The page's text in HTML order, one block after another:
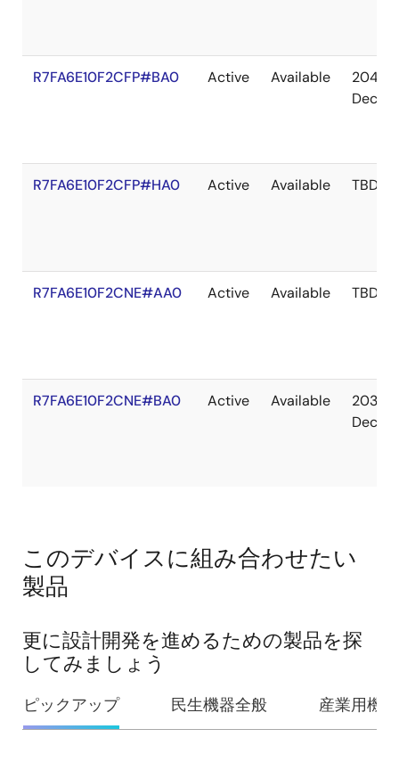
R7FA6E10F2CFP#BA0 Active Available
2041
Dec
R7FA6E10F2CFP#HA0 Active Available TBD
R7FA6E10F2CNE#AA0 Active Available TBD
R7FA6E10F2CNE#BA0 Active Available
2036
Dec
このデバイスに組み合わせたい
製品
更に設計開発を進めるための製品を探
してみましょう
ピックアップ 民生機器全般 産業用機器